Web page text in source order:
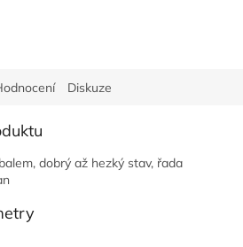
Diskuze
dobrý až hezký stav, řada